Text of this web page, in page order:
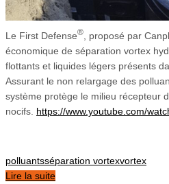
Le First Defense®
, proposé par
économique de séparation vortex
flottants et liquides légers présents
Assurant le non relargage des
système protège le milieu récepteur
nocifs. https://www.youtube.com/
polluantsséparation vortexvortex
Lire la suite